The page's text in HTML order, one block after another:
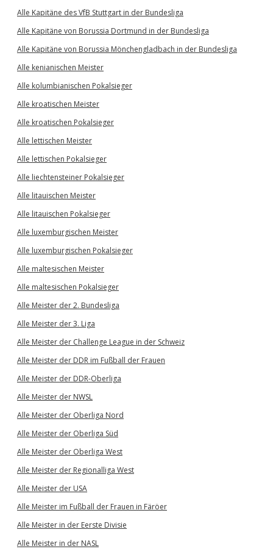
Alle Kapitäne des VfB Stuttgart in der Bundesliga
Alle Kapitäne von Borussia Dortmund in der Bundesliga
Alle Kapitäne von Borussia Mönchengladbach in der Bundesliga
Alle kenianischen Meister
Alle kolumbianischen Pokalsieger
Alle kroatischen Meister
Alle kroatischen Pokalsieger
Alle lettischen Meister
Alle lettischen Pokalsieger
Alle liechtensteiner Pokalsieger
Alle litauischen Meister
Alle litauischen Pokalsieger
Alle luxemburgischen Meister
Alle luxemburgischen Pokalsieger
Alle maltesischen Meister
Alle maltesischen Pokalsieger
Alle Meister der 2. Bundesliga
Alle Meister der 3. Liga
Alle Meister der Challenge League in der Schweiz
Alle Meister der DDR im Fußball der Frauen
Alle Meister der DDR-Oberliga
Alle Meister der NWSL
Alle Meister der Oberliga Nord
Alle Meister der Oberliga Süd
Alle Meister der Oberliga West
Alle Meister der Regionalliga West
Alle Meister der USA
Alle Meister im Fußball der Frauen in Färöer
Alle Meister in der Eerste Divisie
Alle Meister in der NASL